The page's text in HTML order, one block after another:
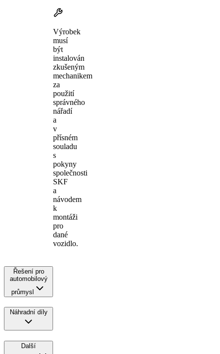
Výrobek
musí
být
instalován
zkušeným
mechanikem
za
použití
správného
nářadí
a
v
přísném
souladu
s
pokyny
společnosti
SKF
a
návodem
k
montáži
pro
dané
vozidlo.
Řešení pro
automobilový
průmysl
Náhradní díly
Další